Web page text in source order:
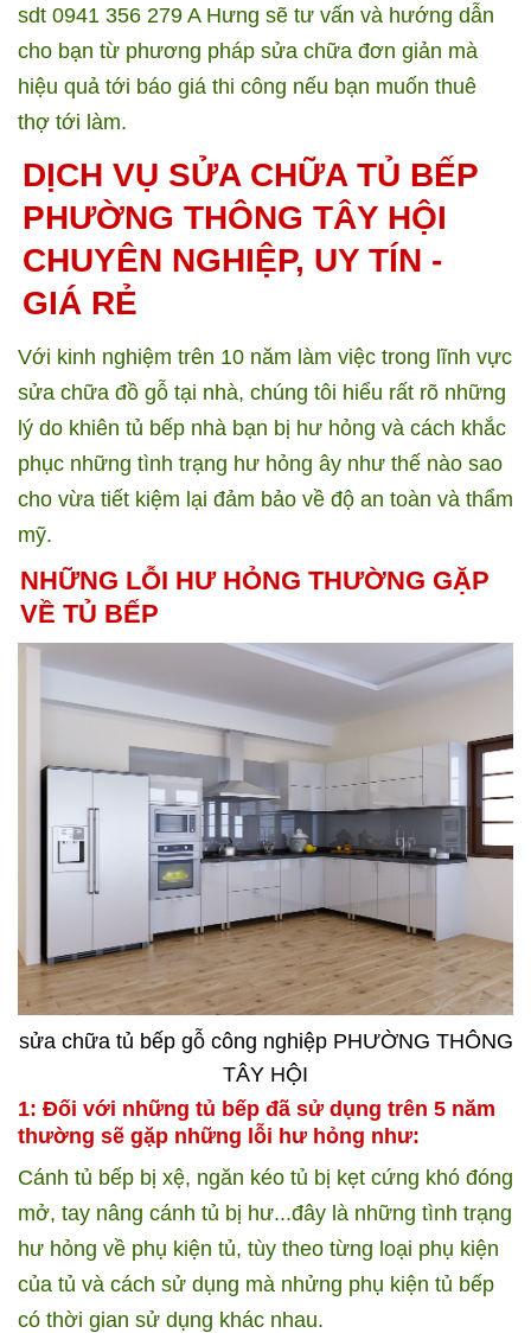
sdt 0941 356 279 A Hưng sẽ tư vấn và hướng dẫn
cho bạn từ phương pháp sửa chữa đơn giản mà
hiệu quả tới báo giá thi công nếu bạn muốn thuê
thợ tới làm.
DỊCH VỤ SỬA CHỮA TỦ BẾP
PHƯỜNG THÔNG TÂY HỘI
CHUYÊN NGHIỆP, UY TÍN -
GIÁ RẺ
Với kinh nghiệm trên 10 năm làm việc trong lĩnh vực
sửa chữa đồ gỗ tại nhà, chúng tôi hiểu rất rõ những
lý do khiên tủ bếp nhà bạn bị hư hỏng và cách khắc
phục những tình trạng hư hỏng ây như thế nào sao
cho vừa tiết kiệm lại đảm bảo về độ an toàn và thẩm
mỹ.
NHỮNG LỖI HƯ HỎNG THƯỜNG GẶP
VỀ TỦ BẾP
sửa chữa tủ bếp gỗ công nghiệp PHƯỜNG THÔNG
TÂY HỘI
1: Đối với những tủ bếp đã sử dụng trên 5 năm
thường sẽ gặp những lỗi hư hỏng như:
Cánh tủ bếp bị xệ, ngăn kéo tủ bị kẹt cứng khó đóng
mở, tay nâng cánh tủ bị hư...đây là những tình trạng
hư hỏng về phụ kiện tủ, tùy theo từng loại phụ kiện
của tủ và cách sử dụng mà nhửng phụ kiện tủ bếp
có thời gian sử dụng khác nhau.